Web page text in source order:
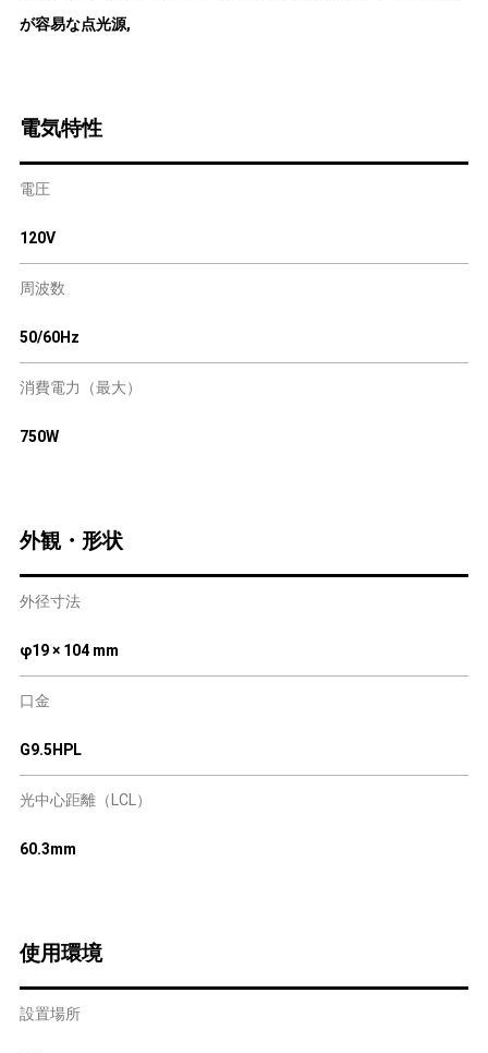
が容易な点光源,
電気特性
電圧
120V
周波数
50/60Hz
消費電力（最大）
750W
外観・形状
外径寸法
φ19 × 104 mm
口金
G9.5HPL
光中心距離（LCL）
60.3mm
使用環境
設置場所